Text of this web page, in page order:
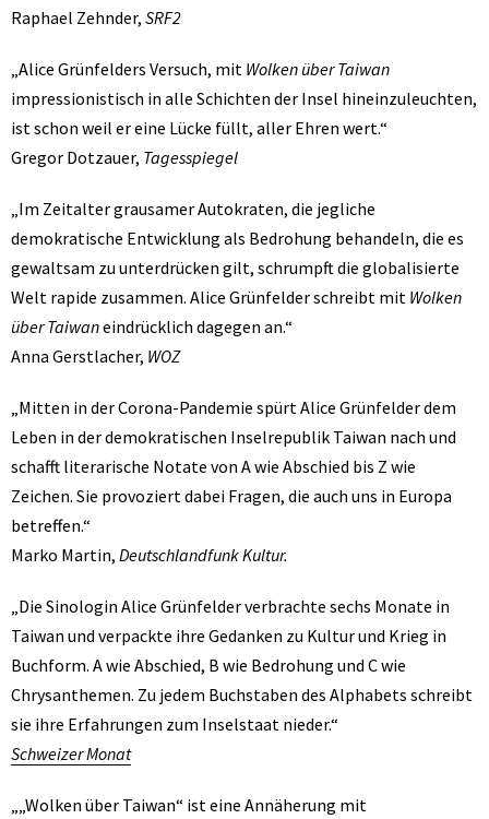
Raphael Zehnder, SRF2
„Alice Grünfelders Versuch, mit Wolken über Taiwan
impressionistisch in alle Schichten der Insel hineinzuleuchten,
ist schon weil er eine Lücke füllt, aller Ehren wert.“
Gregor Dotzauer, Tagesspiegel
„Im Zeitalter grausamer Autokraten, die jegliche
demokratische Entwicklung als Bedrohung behandeln, die es
gewaltsam zu unterdrücken gilt, schrumpft die globalisierte
Welt rapide zusammen. Alice Grünfelder schreibt mit Wolken
über Taiwaneindrücklich dagegen an.“
Anna Gerstlacher, WOZ
„Mitten in der Corona-Pandemie spürt Alice Grünfelder dem
Leben in der demokratischen Inselrepublik Taiwan nach und
schafft literarische Notate von A wie Abschied bis Z wie
Zeichen. Sie provoziert dabei Fragen, die auch uns in Europa
betreffen.“
Marko Martin, Deutschlandfunk Kultur.
„Die Sinologin Alice Grünfelder verbrachte sechs Monate in
Taiwan und verpackte ihre Gedanken zu Kultur und Krieg in
Buchform. A wie Abschied, B wie Bedrohung und C wie
Chrysanthemen. Zu jedem Buchstaben des Alphabets schreibt
sie ihre Erfahrungen zum Inselstaat nieder.“
Schweizer Monat
„„Wolken über Taiwan“ ist eine Annäherung mit